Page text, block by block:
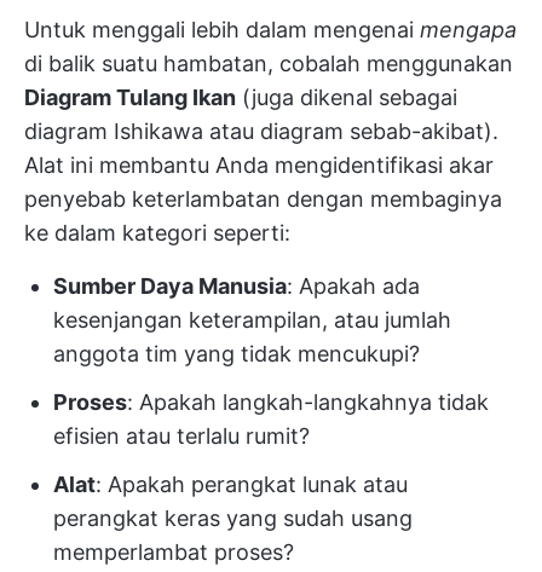
Untuk menggali lebih dalam mengenai mengapa
di balik suatu hambatan, cobalah menggunakan
Diagram Tulang Ikan (juga dikenal sebagai
diagram Ishikawa atau diagram sebab-akibat).
Alat ini membantu Anda mengidentifikasi akar
penyebab keterlambatan dengan membaginya
ke dalam kategori seperti:
Sumber Daya Manusia: Apakah ada
kesenjangan keterampilan, atau jumlah
anggota tim yang tidak mencukupi?
Proses: Apakah langkah-langkahnya tidak
efisien atau terlalu rumit?
Alat: Apakah perangkat lunak atau
perangkat keras yang sudah usang
memperlambat proses?